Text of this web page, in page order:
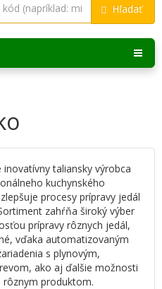
Hľadať
inovatívny taliansky výrobca
kuchynského
procesy prípravy jedál
zahŕňa široký výber
prípravy rôznych jedál,
vďaka automatizovaným
s plynovým,
ako aj ďalšie možnosti
rôznym produktom.